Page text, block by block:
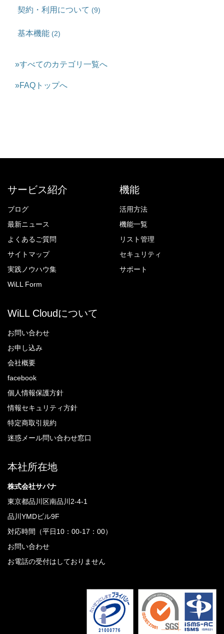
契約・利用について (9)
基本機能 (2)
»すべてのカテゴリ一覧へ
»FAQトップへ
サービス紹介
ブログ
最新ニュース
よくあるご質問
サイトマップ
実践ノウハウ集
WiLL Form
機能
活用方法
機能一覧
リスト管理
セキュリティ
サポート
WiLL Cloudについて
お問い合わせ
お申し込み
会社概要
facebook
個人情報保護方針
情報セキュリティ方針
特定商取引規約
迷惑メール問い合わせ窓口
本社所在地
株式会社サパナ
東京都品川区南品川2-4-1
品川YMDビル9F
対応時間（平日10：00-17：00）
お問い合わせ
お電話の受付はしておりません